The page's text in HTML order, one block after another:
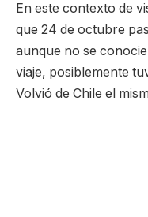
En este contexto de
que 24 de octubre
aunque no se
viaje, posiblemente
Volvió de Chile el